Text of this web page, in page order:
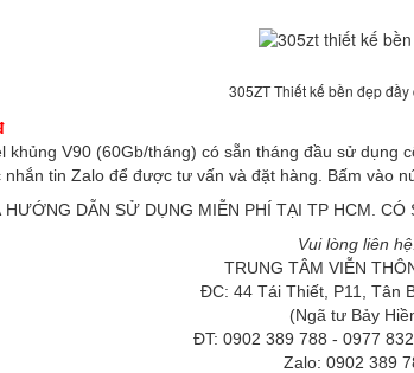
305ZT Thiết kế bền đẹp
khủng V90 (60Gb/tháng) có sẵn tháng đầu sử dụng
tin Zalo để được tư vấn và đặt hàng.
Bấm vào
HƯỚNG DẪN SỬ DỤNG MIỄN PHÍ TẠI TP HCM. CÓ
Vui lòng liên
TRUNG TÂM VIỄN
ĐC: 44 Tái Thiết, P11, Tân
(Ngã tư Bảy
ĐT: 0902 389 788 - 0977
Zalo: 0902 389